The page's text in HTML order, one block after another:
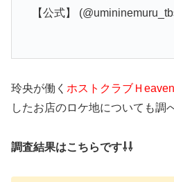
【公式】
玲央が働く ホストクラブＨ
したお店のロケ地についても調
調査結果はこちらです⇩⇩